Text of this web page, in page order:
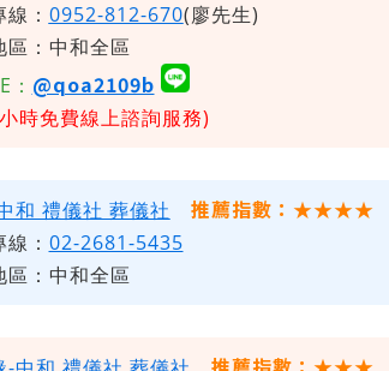
： 0952-812-670(廖先生)
區：中和全區
： @qoa2109b
時免費線上諮詢服務)
和 禮儀社 葬儀社 推薦指數：★★★★
： 02-2681-5435
區：中和全區